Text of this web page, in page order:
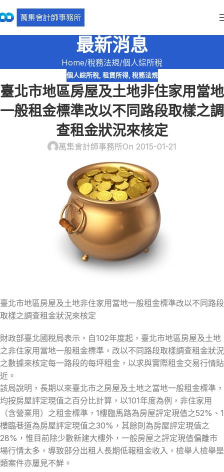
最新消息
Home 稅務法規 個人綜所稅
個人綜所稅, 租賃所得, 稅務法規
臺北市地區房屋及土地非住家用當地
一般租金標準改以不同路段取樣之調
查租金狀況來核定
萬集會計師事務所On 2015-01-21
臺北市地區房屋及土地非住家用當地一般租金標準改以不同路段
取樣之調查租金狀況來核定
財政部臺北國稅局表示，自102年度起，臺北市地區房屋及土地
之非住家用當地一般租金標準，改以不同路段取樣調查租金狀況
之數據來核定每一路段的每坪租金，以求與實際租金交易行情貼
近。
該局說明，長期以來臺北市之房屋及土地之當地一般租金標準，
均按房屋評定現值之百分比計算，以101年度為例，非住家用
（含營業用）之租金標準，1樓臨馬路為房屋評定現值之52%、1
樓臨巷道為房屋評定現值之30%，其餘則為房屋評定現值之
28%，惟目前除少數新建大樓外，一般房屋之評定現值偏離市
場行情太多，導致部分出租人長期低報租金收入，檢舉人檢舉是
類案件亦屢見不鮮。